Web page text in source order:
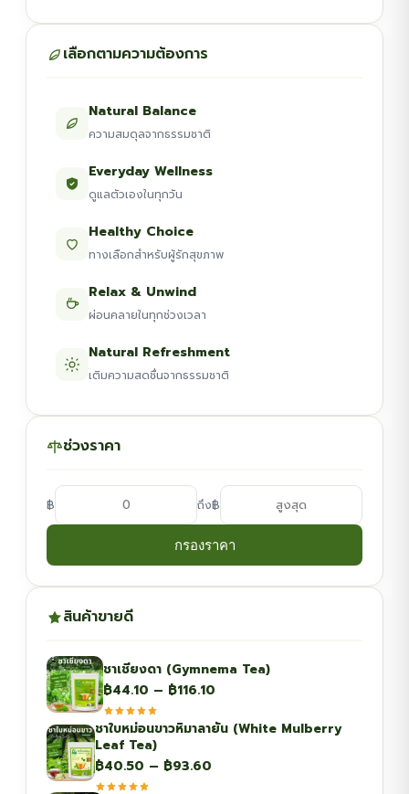
เลือกตามความต้องการ
Natural Balance
ความสมดุลจากธรรมชาติ
Everyday Wellness
ดูแลตัวเองในทุกวัน
Healthy Choice
ทางเลือกสำหรับผู้รักสุขภาพ
Relax & Unwind
ผ่อนคลายในทุกช่วงเวลา
Natural Refreshment
เติมความสดชื่นจากธรรมชาติ
ช่วงราคา
฿ ถึง฿
กรองราคา
สินค้าขายดี
ชาเชียงดา (Gymnema Tea)
฿44.10 – ฿116.10
฿44.10
ชาใบหม่อนขาวหิมาลายัน (White Mulberry
Leaf Tea)
฿40.50 – ฿93.60Price